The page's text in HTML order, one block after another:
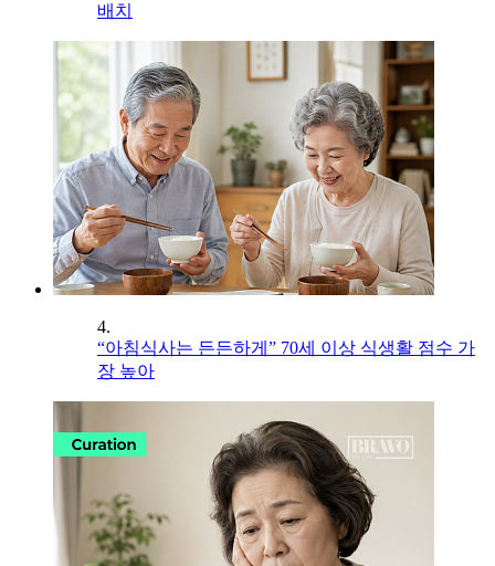
배치
4.
“아침식사는 든든하게” 70세 이상 식생활 점수 가
장 높아